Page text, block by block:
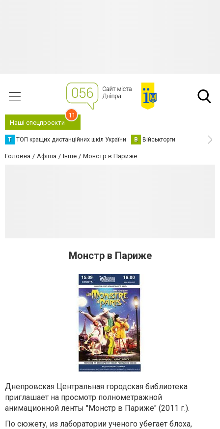
Наші спецпроєкти
11
Т ТОП кращих дистанційних шкіл України В Військторги
Головна Афіша Інше Монстр в Париже
Монстр в Париже
Днепровская Центральная городская библиотека
приглашает на просмотр полнометражной
анимационной ленты "Монстр в Париже" (2011 г.).
По сюжету, из лаборатории ученого убегает блоха,